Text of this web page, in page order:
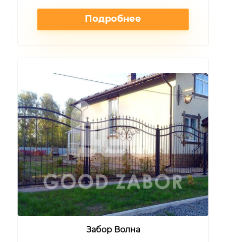
Подробнее
Забор Волна